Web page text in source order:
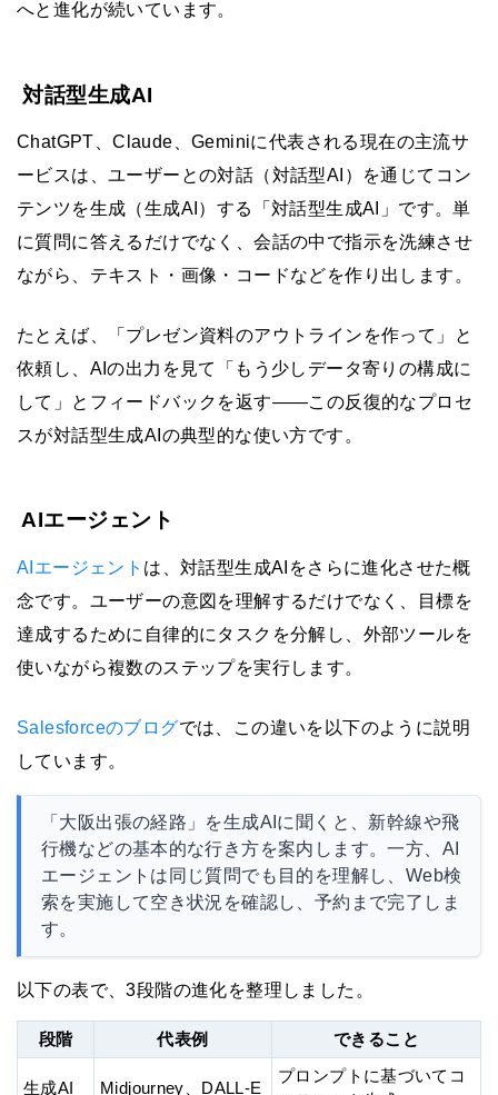
へと進化が続いています。
対話型生成AI
ChatGPT、Claude、Geminiに代表される現在の主流サ
ービスは、ユーザーとの対話（対話型AI）を通じてコン
テンツを生成（生成AI）する「対話型生成AI」です。単
に質問に答えるだけでなく、会話の中で指示を洗練させ
ながら、テキスト・画像・コードなどを作り出します。
たとえば、「プレゼン資料のアウトラインを作って」と
依頼し、AIの出力を見て「もう少しデータ寄りの構成に
して」とフィードバックを返す——この反復的なプロセ
スが対話型生成AIの典型的な使い方です。
AIエージェント
AIエージェント は、対話型生成AIをさらに進化させた概
念です。ユーザーの意図を理解するだけでなく、目標を
達成するために自律的にタスクを分解し、外部ツールを
使いながら複数のステップを実行します。
Salesforceのブログでは、この違いを以下のように説明
しています。
「大阪出張の経路」を生成AIに聞くと、新幹線や飛
行機などの基本的な行き方を案内します。一方、AI
エージェントは同じ質問でも目的を理解し、Web検
索を実施して空き状況を確認し、予約まで完了しま
す。
以下の表で、3段階の進化を整理しました。
段階 代表例 できること
生成AI Midjourney、DALL-E
プロンプトに基づいてコ